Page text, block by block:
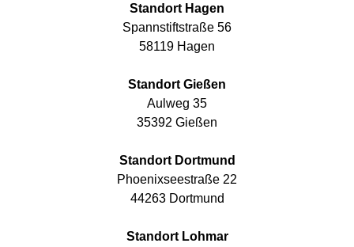
Standort Hagen
Spannstiftstraße 56
58119 Hagen
Standort Gießen
Aulweg 35
35392 Gießen
Standort Dortmund
Phoenixseestraße 22
44263 Dortmund
Standort Lohmar